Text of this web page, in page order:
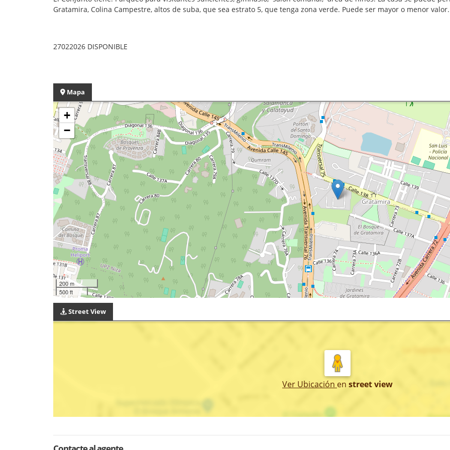
Gratamira, Colina Campestre, altos de suba, que sea estrato 5, que tenga zona verde. Puede ser mayor o menor
27022026 DISPONIBLE
Mapa
+
−
200 m
500 ft
Street View
Ver Ubicación en street view